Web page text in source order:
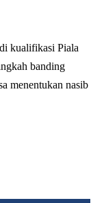
kualifikasi Piala
banding
menentukan nasib